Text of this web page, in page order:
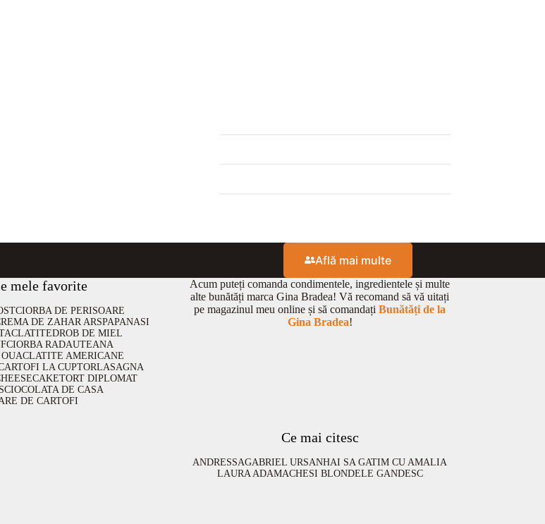
Află mai multe
mele favorite
CIORBA DE PERISOARE
DE ZAHAR ARSPAPANASI
CLATITEDROB DE MIEL
CIORBA RADAUTEANA
CLATITE AMERICANE
LA CUPTORLASAGNA
TORT DIPLOMAT
CIOCOLATA DE CASA
DE CARTOFI
Acum puteți comanda condimentele, ingredientele și multe
alte bunătăți marca Gina Bradea! Vă recomand să vă uitați
pe magazinul meu online și să comandațiBunătăți de la
Gina Bradea!
Ce mai citesc
ANDRESSAGABRIEL URSANHAI SA GATIM CU AMALIA
LAURA ADAMACHESI BLONDELE GANDESC